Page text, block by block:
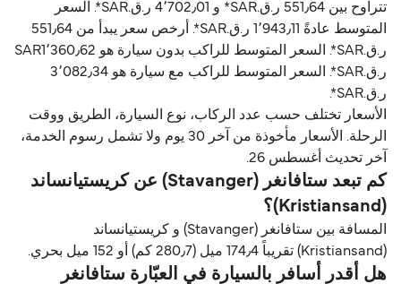
تتراوح بين 551٫64 ر.ق.‏SAR* و 4٬702٫01 ر.ق.‏SAR*. السعر
المتوسط عادةً 1٬943٫11 ر.ق.‏SAR*. أرخص سعر يبدأ من 551٫64
ر.ق.‏SAR*. السعر المتوسط للراكب بدون سيارة هو SAR1٬360٫62
ر.ق.‏SAR*. السعر المتوسط للراكب مع سيارة هو 3٬082٫34
ر.ق.‏SAR*.
الأسعار تختلف حسب عدد الركاب، نوع السيارة، الطريق ووقت
الرحلة. الأسعار مأخوذة من آخر 30 يوم ولا تشمل رسوم الخدمة،
آخر تحديث أغسطس 26.
كم تبعد ستافانغر (Stavanger) عن كريستيانساند
(Kristiansand)؟
المسافة بين ستافانغر (Stavanger) و كريستيانساند
(Kristiansand) تقريباً 174٫4 ميل (280٫7 كم) أو 152 ميل بحري.
هل أقدر أسافر بالسيارة في العبّارة ستافانغر